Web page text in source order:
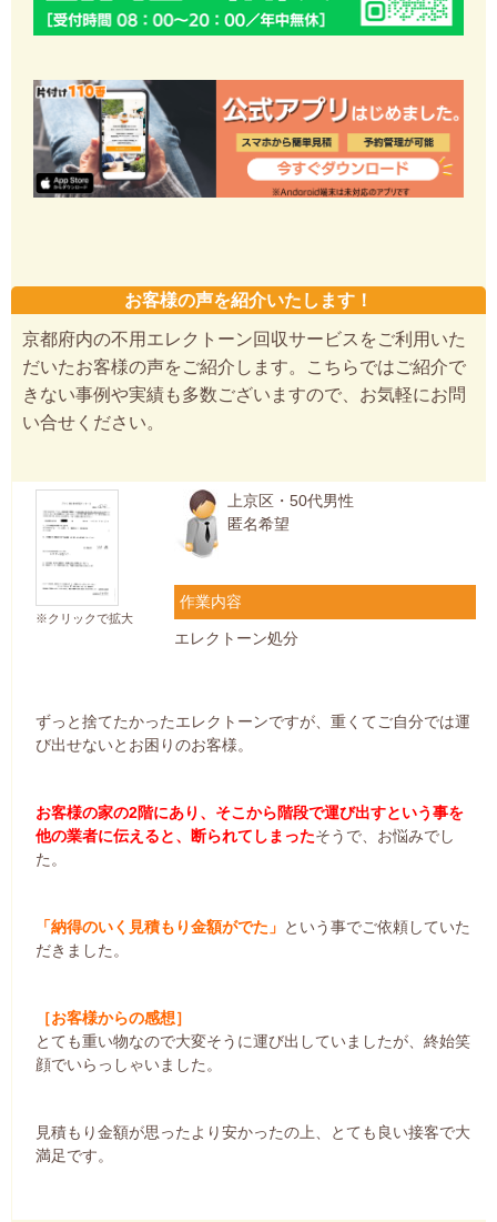
お客様の声を紹介いたします！
京都府内の不用エレクトーン回収サービスをご利用いた
だいたお客様の声をご紹介します。こちらではご紹介で
きない事例や実績も多数ございますので、お気軽にお問
い合せください。
※クリックで拡大
上京区・50代男性
匿名希望
作業内容
エレクトーン処分
ずっと捨てたかったエレクトーンですが、重くてご自分では運
び出せないとお困りのお客様。
お客様の家の2階にあり、そこから階段で運び出すという事を
他の業者に伝えると、断られてしまったそうで、お悩みでし
た。
「納得のいく見積もり金額がでた」 という事でご依頼していた
だきました。
［お客様からの感想］
とても重い物なので大変そうに運び出していましたが、終始笑
顔でいらっしゃいました。
見積もり金額が思ったより安かったの上、とても良い接客で大
満足です。